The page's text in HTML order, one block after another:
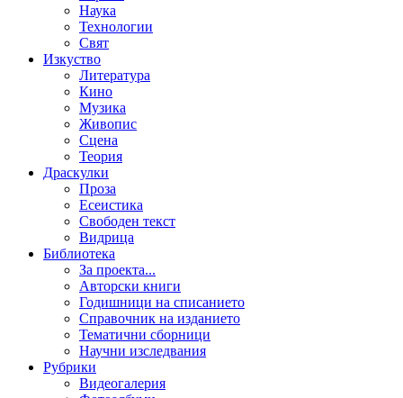
Наука
Технологии
Свят
Изкуство
Литература
Кино
Музика
Живопис
Сцена
Теория
Драскулки
Проза
Есеистика
Свободен текст
Видрица
Библиотека
За проекта...
Авторски книги
Годишници на списанието
Справочник на изданието
Тематични сборници
Научни изследвания
Рубрики
Видеогалерия